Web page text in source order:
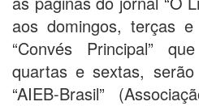
aos domingos, terças
“Convés Principal”
quartas e sextas, serão
“AIEB-Brasil”